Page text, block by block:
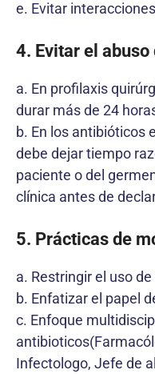
e. Evitar
4. Evitar el
a. En profilaxis
durar más de 24
b. En los antibióticos
debe dejar tiempo
paciente o del
clínica antes de
5. Prácticas de
a. Restringir el uso
b. Enfatizar el papel
c. Enfoque
Infectologo, Jefe de